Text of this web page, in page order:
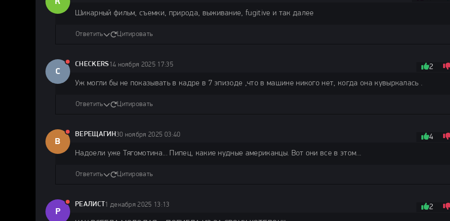
Шикарный фильм, съемки, природа, выживание, fugitive и так далее
Ответить Цитировать
C
CHECKERS 14 ноября 2025 17:35 2
Уж могли бы не показывать в кадре в 7 эпизоде ,что в машине никого нет, когда она кувыркалась .
Ответить Цитировать
В
ВЕРЕЩАГИН30 ноября 2025 03:40 4
Надоели уже Тягомотина... Пипец, какие нудные американцы. Вот они все в этом...
Ответить Цитировать
Р
РЕАЛИСТ 1 декабря 2025 13:13 2